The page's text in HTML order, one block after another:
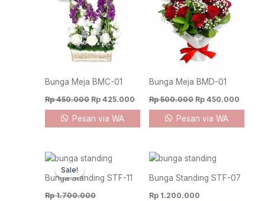
Bunga Meja BMC-01
Rp450.000
Rp 450.000.
Rp 425.000
Rp 425.000.
Pesan via WA
Bunga Meja BMD-01
Rp500.000
Rp 500.000.
Rp 450.000
Pesan via WA
Sale!
Sale!
Bunga Standing STF-11
Rp1.700.000
Original
price
was:
Rp 1.700.000.
Current
price
is:
Rp 1.600.000.
Bunga Standing STF-07
Rp 1.200.000